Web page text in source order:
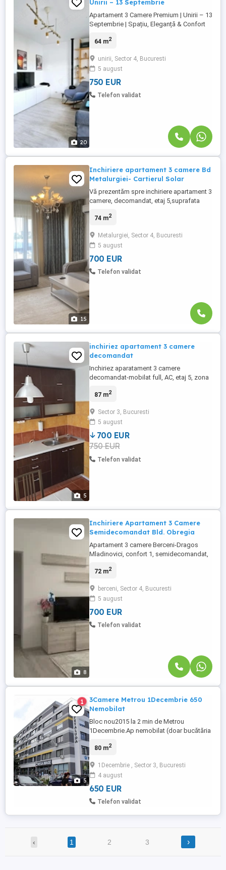
20
Unirii – 13 Septembrie
Apartament 3 Camere Premium | Unirii – 13
Septembrie | Spațiu, Eleganță & Confort
3 camere, situat într-una dintre cele mai
13 Septembrie, ideal pentru cei care își
doresc confort, acces rapid către centru
și un stil ...
64 m2
unirii, Sector 4, Bucuresti
5 august
750 EUR
Telefon validat
15
Inchiriere apartament 3 camere Bd
Metalurgiei- Cartierul Solar
Vă prezentăm spre inchiriere apartament 3
camere, decomandat, etaj 5,suprafata
accesul făcându-se direct cu liftul pana in
situat pe B-dul Metalurgiei in cartierul
Solar. Acces la piscina din comlex. Pentru
vizionare nu ...
74 m2
Metalurgiei, Sector 4, Bucuresti
5 august
700 EUR
Telefon validat
5
inchiriez apartament 3 camere
decomandat
Inchiriez aparatament 3 camere
decomandat-mobilat full, AC, etaj 5, zona
de transport in comun-la doua statii de
87 m2
Sector 3, Bucuresti
5 august
700 EUR
750 EUR
Telefon validat
8
Inchiriere Apartament 3 Camere
Semidecomandat Bld. Obregia
Apartament 3 camere Berceni-Dragos
Mladinovici, confort 1, semidecomandat,
constructie 1982. Are ferestre cu geam
metalica, 2 bai. Fara animale de companie.
Mobilat si utilat complet. Blocul este
reabilitat. Caracteristici: Nr. ...
72 m2
berceni, Sector 4, Bucuresti
5 august
700 EUR
Telefon validat
5
1
3Camere Metrou 1Decembrie 650
Nemobilat
Bloc nou2015 la 2 min de Metrou
1Decembrie.Ap nemobilat (doar bucătăria
aragaz),stare bună necesită o curățare pe
decomandat, centrala proprie, 2 balcoane,
2 băi, gresie, faianță, parchet, termopan. În
jur este o infrastructură ...
80 m2
1Decembrie , Sector 3, Bucuresti
4 august
650 EUR
Telefon validat
‹ 1 2 3 ›